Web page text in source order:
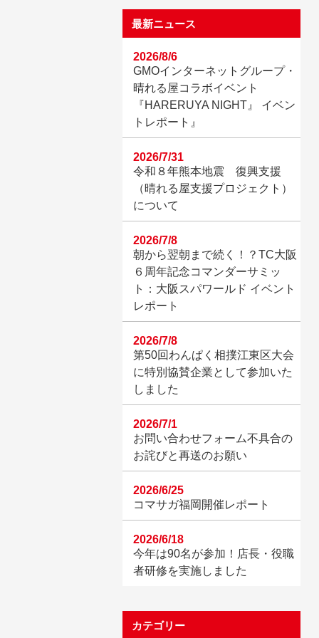
最新ニュース
GMOインターネットグループ・
晴れる屋コラボイベント
『HARERUYA NIGHT』 イベン
トレポート』
2026/8/6
令和８年熊本地震 復興支援
（晴れる屋支援プロジェクト）
について
2026/7/31
朝から翌朝まで続く！？TC大阪
６周年記念コマンダーサミッ
ト：大阪スパワールド イベント
レポート
2026/7/8
第50回わんぱく相撲江東区大会
に特別協賛企業として参加いた
しました
2026/7/8
お問い合わせフォーム不具合の
お詫びと再送のお願い
2026/7/1
コマサガ福岡開催レポート
2026/6/25
今年は90名が参加！店長・役職
者研修を実施しました
2026/6/18
カテゴリー